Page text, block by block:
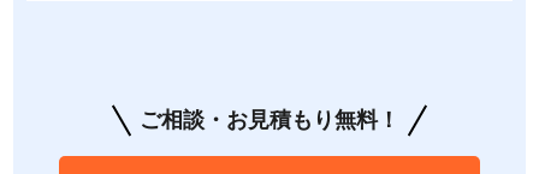
ご相談・お見積もり無料！